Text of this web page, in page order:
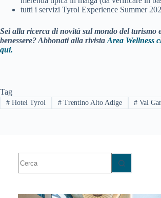
tutti i servizi Tyrol Experience Summer
Sei alla ricerca di novità sul mondo del turismo
benessere? Abbonati alla rivista Area Wellness
qui.
Tag
#Hotel Tyrol #Trentino Alto Adige # Val
risultato